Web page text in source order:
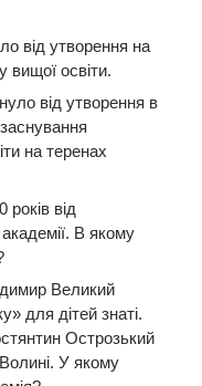
від утворення на
вищої освіти.
від утворення в
на теренах
від
В якому
Великий
для дітей знаті.
Острозький
У якому